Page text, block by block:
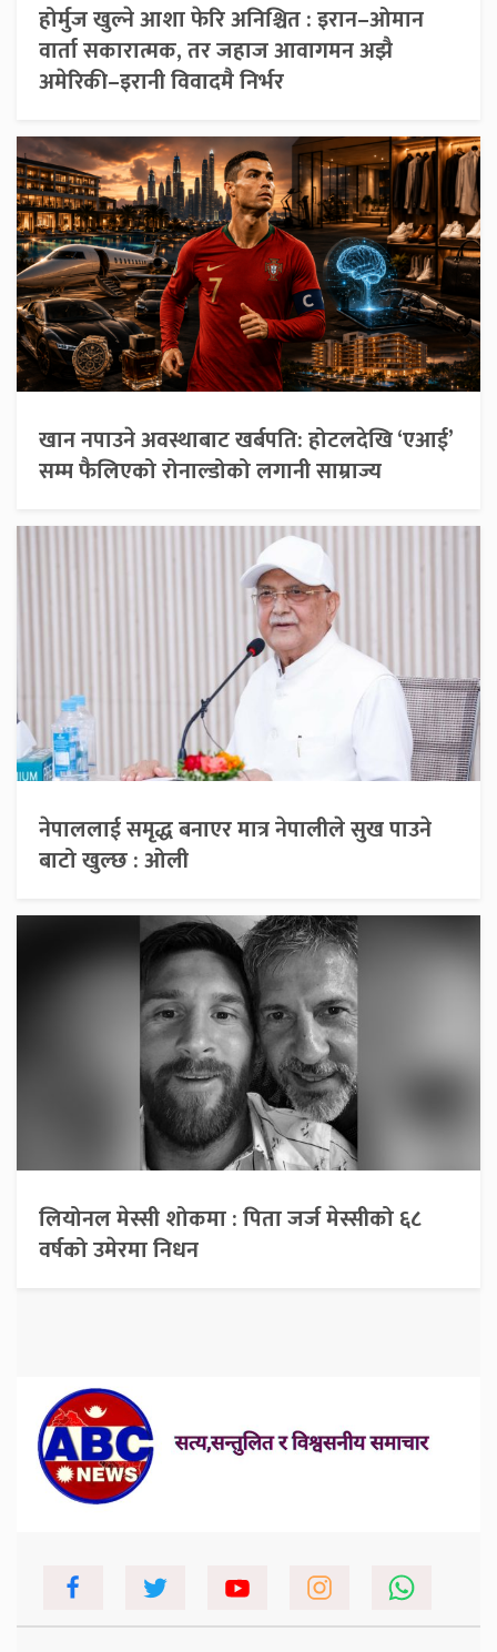
होर्मुज खुल्ने आशा फेरि अनिश्चित : इरान–ओमान
वार्ता सकारात्मक, तर जहाज आवागमन अझै
अमेरिकी–इरानी विवादमै निर्भर
खान नपाउने अवस्थाबाट खर्बपति: होटलदेखि ‘एआई’
सम्म फैलिएको रोनाल्डोको लगानी साम्राज्य
नेपाललाई समृद्ध बनाएर मात्र नेपालीले सुख पाउने
बाटो खुल्छ : ओली
लियोनल मेस्सी शोकमा : पिता जर्ज मेस्सीको ६८
वर्षको उमेरमा निधन